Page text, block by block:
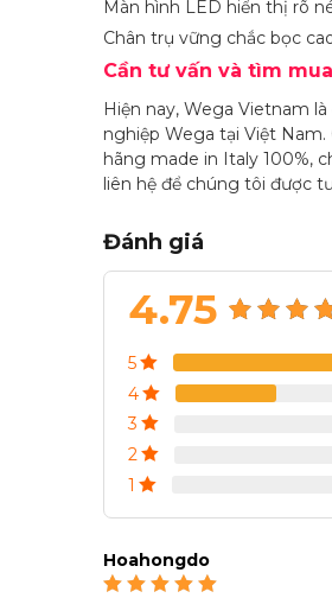
Màn hình LED hiển thị rõ
Chân trụ vững chắc bọc
Cần tư vấn và tìm
Hiện nay, Wega Vietnam
nghiệp Wega tại Việt
hãng made in Italy 100%,
liên hệ để chúng tôi được
Đánh giá
4.75
đánh giá
5
4
3
2
1
Hoahongdo